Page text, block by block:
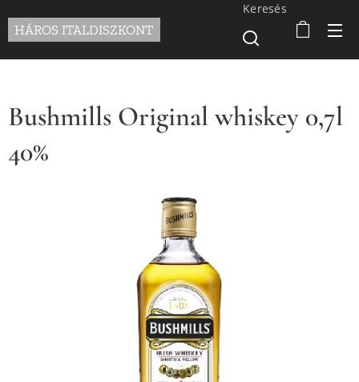
HÁROS ITALDISZKONT
Keresés
Bushmills Original whiskey 0,7l
40%